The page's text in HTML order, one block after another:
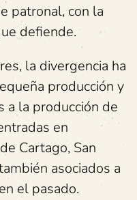
patronal, con la
defiende.
la divergencia ha
producción y
a la producción de
en
Cartago, San
asociados a
el pasado.